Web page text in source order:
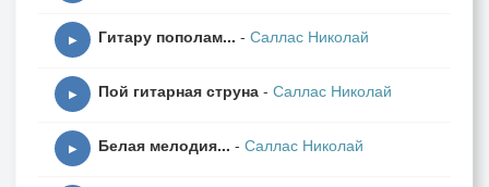
Оставляя в душе тёплый след,
Вижу звёзд притягательный свет.
▶ Гитару пополам... - Саллас Николай
▶ Пой гитарная струна - Саллас Николай
▶ Белая мелодия... - Саллас Николай